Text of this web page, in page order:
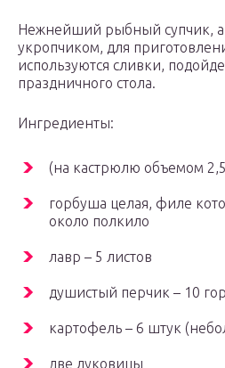
Нежнейший рыбный супчик,
укропчиком, для
используются сливки,
праздничного стола.
Ингредиенты:
(на кастрюлю объемом
горбуша целая, филе
около полкило
лавр – 5 листов
душистый перчик – 10
картофель – 6 штук
две луковицы